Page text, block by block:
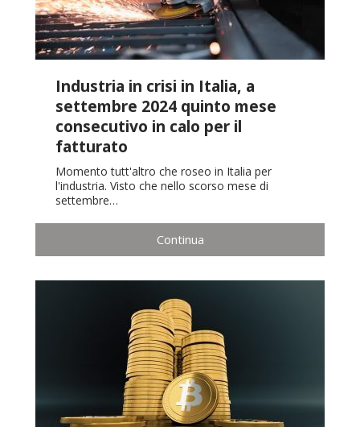
Industria in crisi in Italia, a
settembre 2024 quinto mese
consecutivo in calo per il
fatturato
Momento tutt'altro che roseo in Italia per
l'industria. Visto che nello scorso mese di
settembre…
Continua